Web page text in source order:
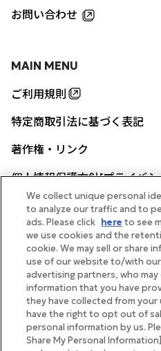
MAIN MENU
ご利用規則
特定商取引法に基づく表記
著作権・リンク
個人情報保護方針[プライバ
お問い合わせ
帝国ホテル公
FOLLOW
We collect unique personal
to analyze our traffic and to
ads. Please click here to see
we use cookies and the
cookie. We may sell or share
use of our website to/with our
advertising partners, who
information that you have
they have collected from your
have the right to opt out of
personal information by us.
Share My Personal